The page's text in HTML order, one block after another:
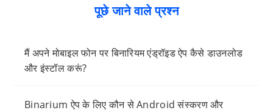
पूछे जाने वाले प्रश्न
मैं अपने मोबाइल फोन पर बिनारियम एंड्रॉइड ऐप कैसे डाउनलोड
और इंस्टॉल करूं?
Binarium ऐप के लिए कौन से Android संस्करण और